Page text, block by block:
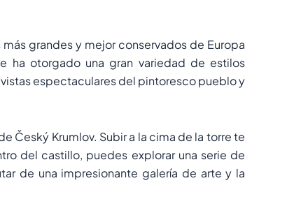
grandes y mejor conservados de Europa
ha otorgado una gran variedad de estilos
espectaculares del pintoresco pueblo y
Český Krumlov. Subir a la cima de la torre te
del castillo, puedes explorar una serie de
de una impresionante galería de arte y la